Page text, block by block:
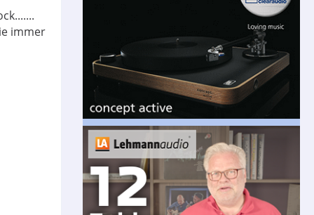
immer